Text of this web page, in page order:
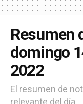
Resumen
domingo
2022
El resumen de